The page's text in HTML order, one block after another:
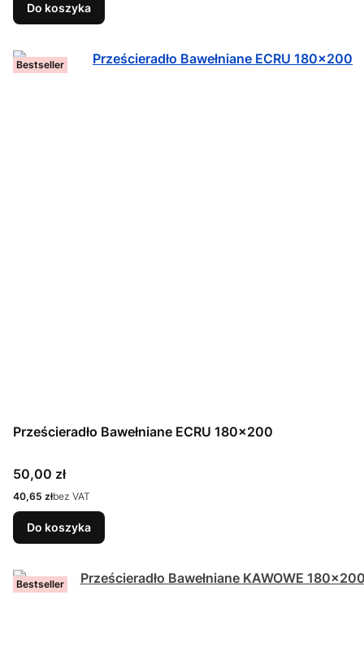
Do koszyka
Bestseller
Prześcieradło Bawełniane ECRU 180x200
Cena
50,00 zł
Cena
40,65 złbez VAT
Do koszyka
Bestseller